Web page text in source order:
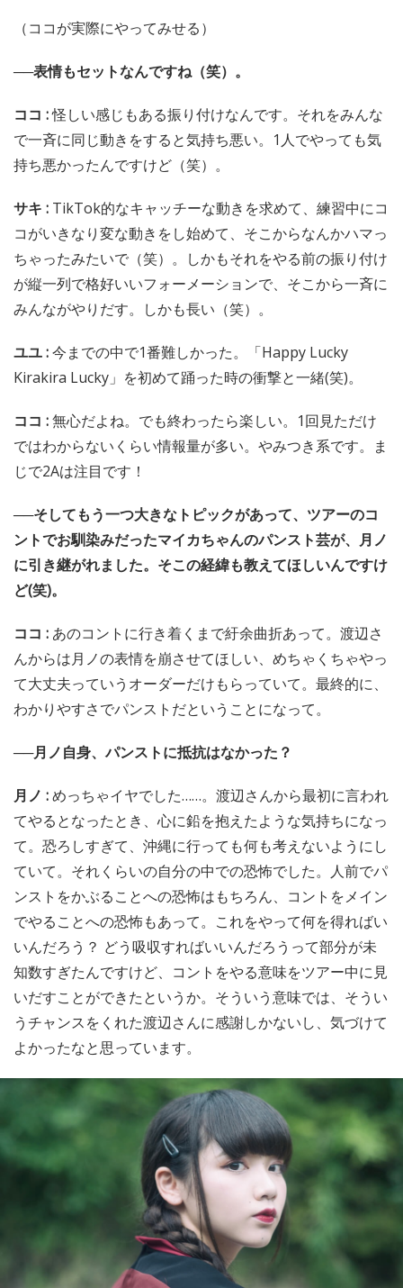
（ココが実際にやってみせる）
──表情もセットなんですね（笑）。
ココ :怪しい感じもある振り付けなんです。それをみんな
で一斉に同じ動きをすると気持ち悪い。1人でやっても気
持ち悪かったんですけど（笑）。
サキ : TikTok的なキャッチーな動きを求めて、練習中にコ
コがいきなり変な動きをし始めて、そこからなんかハマっ
ちゃったみたいで（笑）。しかもそれをやる前の振り付け
が縦一列で格好いいフォーメーションで、そこから一斉に
みんながやりだす。しかも長い（笑）。
ユユ :今までの中で1番難しかった。「Happy Lucky
Kirakira Lucky」を初めて踊った時の衝撃と一緒(笑)。
ココ :無心だよね。でも終わったら楽しい。1回見ただけ
ではわからないくらい情報量が多い。やみつき系です。ま
じで2Aは注目です！
──そしてもう一つ大きなトピックがあって、ツアーのコ
ントでお馴染みだったマイカちゃんのパンスト芸が、月ノ
に引き継がれました。そこの経緯も教えてほしいんですけ
ど(笑)。
ココ : あのコントに行き着くまで紆余曲折あって。渡辺さ
んからは月ノの表情を崩させてほしい、めちゃくちゃやっ
て大丈夫っていうオーダーだけもらっていて。最終的に、
わかりやすさでパンストだということになって。
──月ノ自身、パンストに抵抗はなかった？
月ノ :めっちゃイヤでした……。渡辺さんから最初に言われ
てやるとなったとき、心に鉛を抱えたような気持ちになっ
て。恐ろしすぎて、沖縄に行っても何も考えないようにし
ていて。それくらいの自分の中での恐怖でした。人前でパ
ンストをかぶることへの恐怖はもちろん、コントをメイン
でやることへの恐怖もあって。これをやって何を得ればい
いんだろう？ どう吸収すればいいんだろうって部分が未
知数すぎたんですけど、コントをやる意味をツアー中に見
いだすことができたというか。そういう意味では、そうい
うチャンスをくれた渡辺さんに感謝しかないし、気づけて
よかったなと思っています。